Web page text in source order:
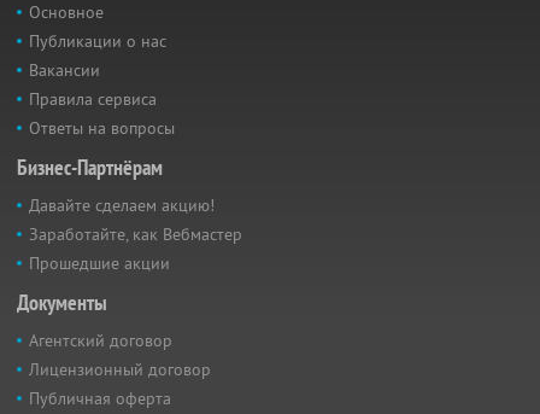
Основное
Публикации о нас
Вакансии
Правила сервиса
Ответы на вопросы
Бизнес-Партнёрам
Давайте сделаем акцию!
Заработайте, как Вебмастер
Прошедшие акции
Документы
Агентский договор
Лицензионный договор
Публичная оферта